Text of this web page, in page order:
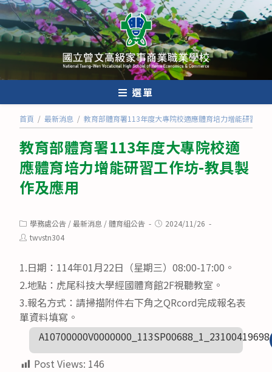
跳
轉
至
內
選單
首頁 / 最新消息 / 教育部體育署113年度大專院校適應體育培力增能研習工
教育部體育署113年度大專院校適
應體育培力增能研習工作坊-教具製
作及應用
Post
category:
學務處公告 /最新消息 /體育組公告
Post2024/11/26
Posttwvstn304
1.日期：114年01月22日（星期三）08:00-17:00。
2.地點：虎尾科技大學經國體育館2F視聽教室。
3.報名方式：請掃描附件右下角之QRcord完成報名表
單資料填寫。
A10700000V0000000_113SP00688_1_23100419698
Post Views: 146